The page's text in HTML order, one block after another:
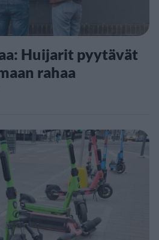
Huijarit pyytävät
rahaa